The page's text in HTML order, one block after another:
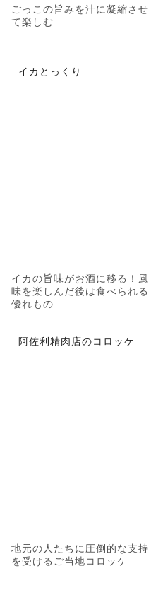
ごっこの旨みを汁に凝縮させ
て楽しむ
イカとっくり
イカの旨味がお酒に移る！風
味を楽しんだ後は食べられる
優れもの
阿佐利精肉店のコロッケ
地元の人たちに圧倒的な支持
を受けるご当地コロッケ